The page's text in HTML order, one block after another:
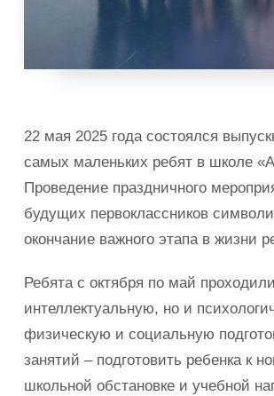
22 мая 2025 года состоялся
самых маленьких ребят в школе
Проведение праздничного
будущих первоклассников
окончание важного этапа в жизни
Ребята с октября по май
интеллектуальную, но и
физическую и социальную
занятий – подготовить ребенка к
школьной обстановке и учебной